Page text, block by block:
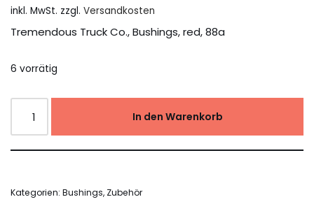
inkl. MwSt. zzgl. Versandkosten
Tremendous Truck Co., Bushings, red, 88a
6 vorrätig
In den Warenkorb
Kategorien: Bushings, Zubehör